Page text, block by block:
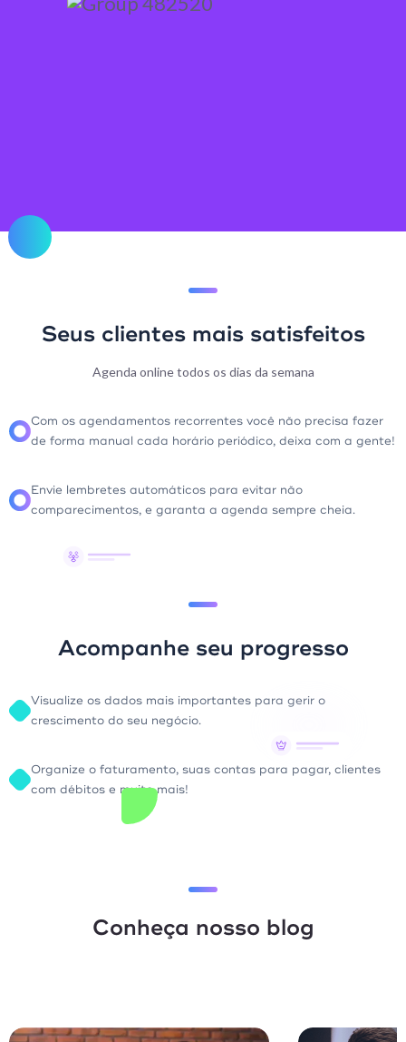
Seus clientes mais satisfeitos
Agenda online todos os dias da semana
Com os agendamentos recorrentes você não precisa fazer
de forma manual cada horário periódico, deixa com a gente!
Envie lembretes automáticos para evitar não
comparecimentos, e garanta a agenda sempre cheia.
Acompanhe seu progresso
Visualize os dados mais importantes para gerir o
crescimento do seu negócio.
Organize o faturamento, suas contas para pagar, clientes
com débitos e muito mais!
Conheça nosso blog